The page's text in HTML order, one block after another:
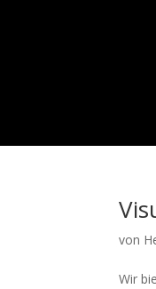
von
Wir